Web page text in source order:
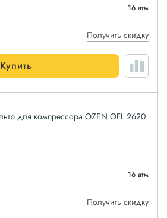
16 атм
Получить скидку
Купить
для компрессора OZEN OFL 2620
16 атм
Получить скидку